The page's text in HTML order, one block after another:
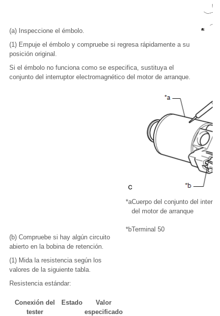
(a) Inspeccione el émbolo.
(1) Empuje el émbolo y compruebe si regresa rápidamente a su
posición original.
Si el émbolo no funciona como se especifica, sustituya el
conjunto del interruptor electromagnético del motor de arranque.
(b) Compruebe si hay algún circuito
abierto en la bobina de retención.
(1) Mida la resistencia según los
valores de la siguiente tabla.
Resistencia estándar:
Conexión del
tester
Estado
Valor
especificado
*aCuerpo del conjunto del
del motor de arranque
*bTerminal 50